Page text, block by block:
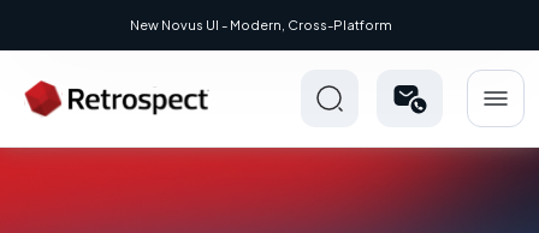
New Novus UI - Modern, Cross-Platform